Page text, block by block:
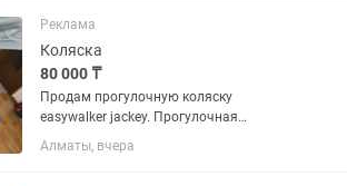
и до 4 лет (до 22 кг)....
Реклама
Коляска
80 000 ₸
Продам прогулочную коляску
easywalker jackey. Прогулочная
коляска, лёгкая вес самой коляски 7,5
кг, лёгкий можно везде брать с собой и
Алматы, вчера